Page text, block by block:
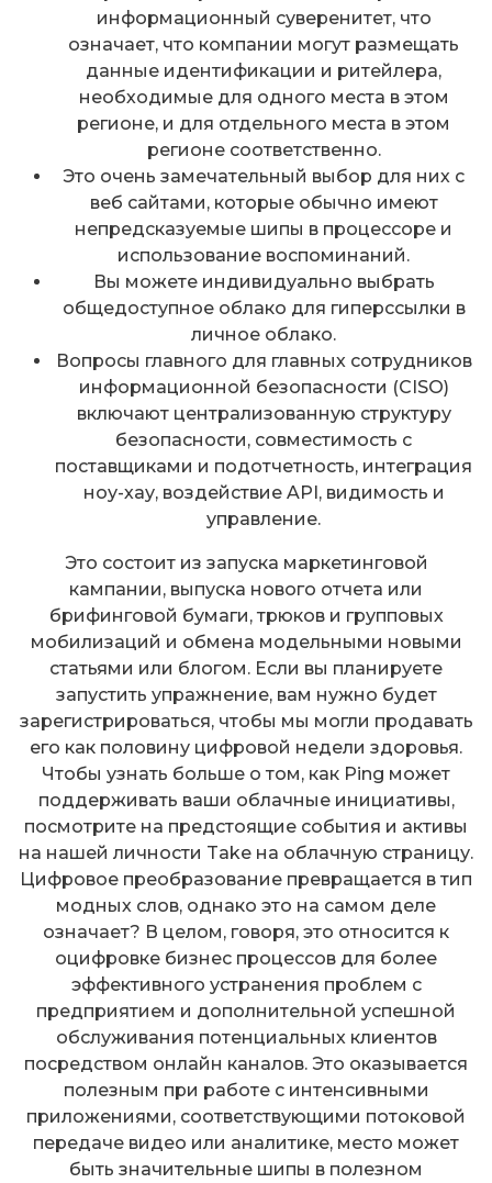
информационный суверенитет, что
означает, что компании могут размещать
данные идентификации и ритейлера,
необходимые для одного места в этом
регионе, и для отдельного места в этом
регионе соответственно.
Это очень замечательный выбор для них с
веб сайтами, которые обычно имеют
непредсказуемые шипы в процессоре и
использование воспоминаний.
Вы можете индивидуально выбрать
общедоступное облако для гиперссылки в
личное облако.
Вопросы главного для главных сотрудников
информационной безопасности (CISO)
включают централизованную структуру
безопасности, совместимость с
поставщиками и подотчетность, интеграция
ноу-хау, воздействие API, видимость и
управление.
Это состоит из запуска маркетинговой
кампании, выпуска нового отчета или
брифинговой бумаги, трюков и групповых
мобилизаций и обмена модельными новыми
статьями или блогом. Если вы планируете
запустить упражнение, вам нужно будет
зарегистрироваться, чтобы мы могли продавать
его как половину цифровой недели здоровья.
Чтобы узнать больше о том, как Ping может
поддерживать ваши облачные инициативы,
посмотрите на предстоящие события и активы
на нашей личности Take на облачную страницу.
Цифровое преобразование превращается в тип
модных слов, однако это на самом деле
означает? В целом, говоря, это относится к
оцифровке бизнес процессов для более
эффективного устранения проблем с
предприятием и дополнительной успешной
обслуживания потенциальных клиентов
посредством онлайн каналов. Это оказывается
полезным при работе с интенсивными
приложениями, соответствующими потоковой
передаче видео или аналитике, место может
быть значительные шипы в полезном